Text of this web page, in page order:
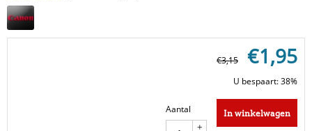
€3,15 €1,95
U bespaart: 38%
Aantal
+
In winkelwagen